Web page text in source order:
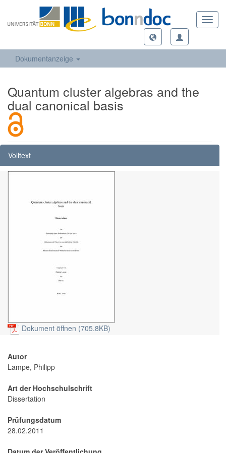
Dokumentanzeige
Quantum cluster algebras and the
dual canonical basis
Volltext
Dokument öffnen (705.8KB)
Autor
Lampe, Philipp
Art der Hochschulschrift
Dissertation
Prüfungsdatum
28.02.2011